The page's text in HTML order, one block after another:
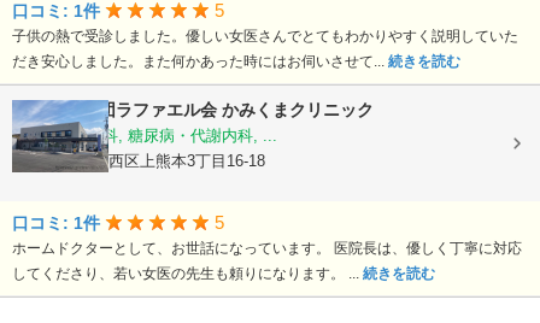
口コミ: 1件 5
子供の熱で受診しました。優しい女医さんでとてもわかりやすく説明していた
だき安心しました。また何かあった時にはお伺いさせて... 続きを読む
医療法人社団ラファエル会 かみくまクリニック
整形外科, 内科, 糖尿病・代謝内科, ...
熊本県熊本市西区上熊本3丁目16-18
口コミ: 1件 5
ホームドクターとして、お世話になっています。 医院長は、優しく丁寧に対応
してくださり、若い女医の先生も頼りになります。 ... 続きを読む